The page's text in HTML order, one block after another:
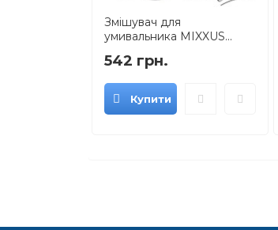
Змішувач для
умивальника MIXXUS...
542 грн.
Купити